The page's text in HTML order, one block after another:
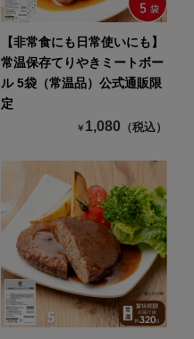
【非常食にも日常使いにも】
常温保存てりやきミートボー
ル 5袋（常温品）公式通販限
定
￥ 1,080 （税込）